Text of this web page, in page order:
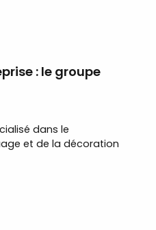
: le groupe
dans le
et de la décoration